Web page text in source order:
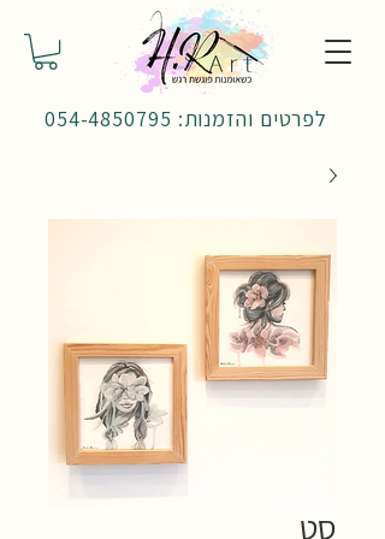
לפרטים והזמנות: 054-4850795
סט